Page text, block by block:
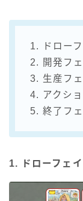
1. ドロー
2. 開発フ
3. 生産フ
4. アクシ
5. 終了フ
1. ドローフェ